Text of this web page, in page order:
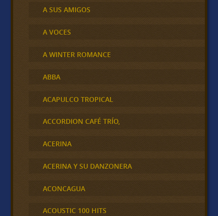
A SUS AMIGOS
A VOCES
A WINTER ROMANCE
ABBA
ACAPULCO TROPICAL
ACCORDION CAFÉ TRÍO,
ACERINA
ACERINA Y SU DANZONERA
ACONCAGUA
ACOUSTIC 100 HITS